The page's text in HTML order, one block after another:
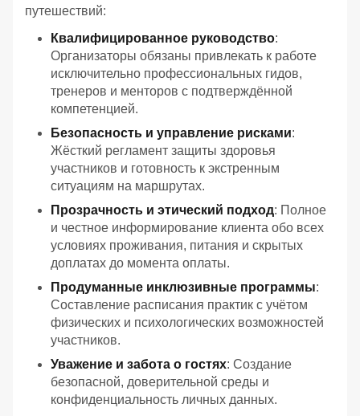
путешествий:
Квалифицированное руководство:
Организаторы обязаны привлекать к работе
исключительно профессиональных гидов,
тренеров и менторов с подтверждённой
компетенцией.
Безопасность и управление рисками:
Жёсткий регламент защиты здоровья
участников и готовность к экстренным
ситуациям на маршрутах.
Прозрачность и этический подход: Полное
и честное информирование клиента обо всех
условиях проживания, питания и скрытых
доплатах до момента оплаты.
Продуманные инклюзивные программы:
Составление расписания практик с учётом
физических и психологических возможностей
участников.
Уважение и забота о гостях: Создание
безопасной, доверительной среды и
конфиденциальность личных данных.